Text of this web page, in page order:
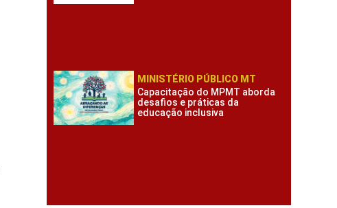
MINISTÉRIO PÚBLICO MT
Capacitação do MPMT aborda
desafios e práticas da
educação inclusiva